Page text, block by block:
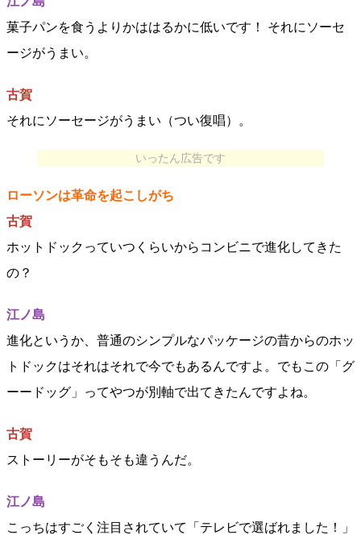
菓子パンを食うよりかははるかに低いです！ それにソーセ
ージがうまい。
古賀
それにソーセージがうまい（つい復唱）。
いったん広告です
ローソンは革命を起こしがち
古賀
ホットドックっていつくらいからコンビニで進化してきた
の？
江ノ島
進化というか、普通のシンプルなパッケージの昔からのホッ
トドックはそれはそれで今でもあるんですよ。でもこの「グ
ーードッグ」ってやつが別軸で出てきたんですよね。
古賀
ストーリーがそもそも違うんだ。
江ノ島
こっちはすごく注目されていて「テレビで選ばれました！」